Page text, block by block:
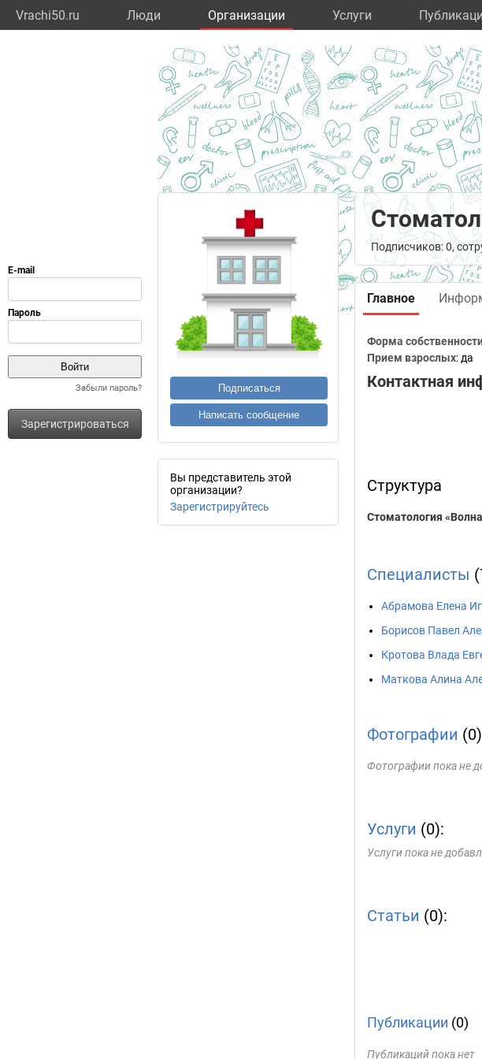
Vrachi50.ru Люди Организации Услуги
Забыли пароль?
Зарегистрироваться
Подписаться
Написать сообщение
Вы представитель этой
организации?
Зарегистрируйтесь
Подписчиков: 0,
Главное
Форма
Прием взрослых: да
Контактная
Структура
Стоматология
Специалисты
Абрамова Елена
Борисов Павел
Кротова Влада
Маткова Алина
Фотографии (0)
Фотографии пока не
Услуги (0):
Услуги пока не
Статьи (0):
Публикации (0)
Публикаций пока нет